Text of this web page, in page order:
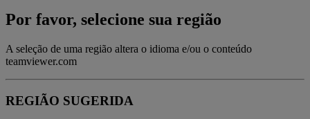
Por favor, selecione sua região
A seleção de uma região altera o idioma e/ou o conteúdo
teamviewer.com
REGIÃO SUGERIDA